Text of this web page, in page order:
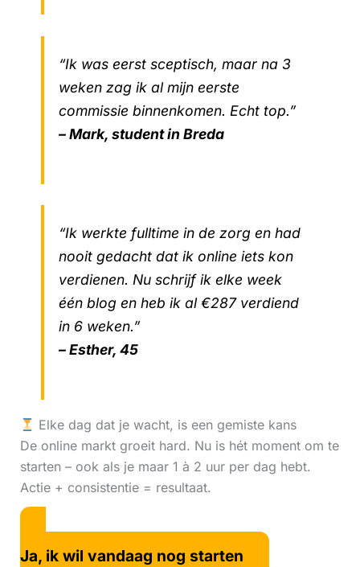
“Ik was eerst sceptisch, maar na 3
weken zag ik al mijn eerste
commissie binnenkomen. Echt top.”
– Mark, student in Breda
“Ik werkte fulltime in de zorg en had
nooit gedacht dat ik online iets kon
verdienen. Nu schrijf ik elke week
één blog en heb ik al €287 verdiend
in 6 weken.”
– Esther, 45
Elke dag dat je wacht, is een gemiste kans
De online markt groeit hard. Nu is hét moment om te
starten – ook als je maar 1 à 2 uur per dag hebt.
Actie + consistentie = resultaat.
Ja, ik wil vandaag nog starten